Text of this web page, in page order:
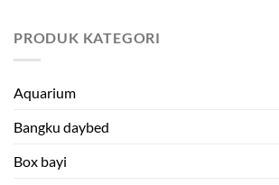
PRODUK KATEGORI
Aquarium
Bangku daybed
Box bayi